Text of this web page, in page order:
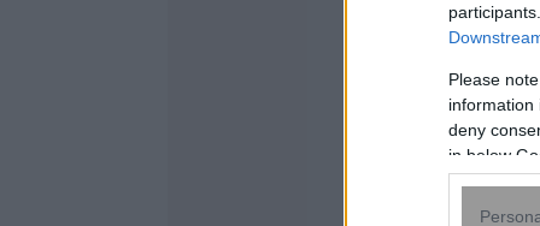
Please
information
deny
in below